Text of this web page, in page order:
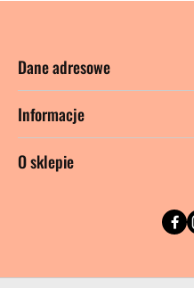
Dane adresowe
Informacje
O sklepie